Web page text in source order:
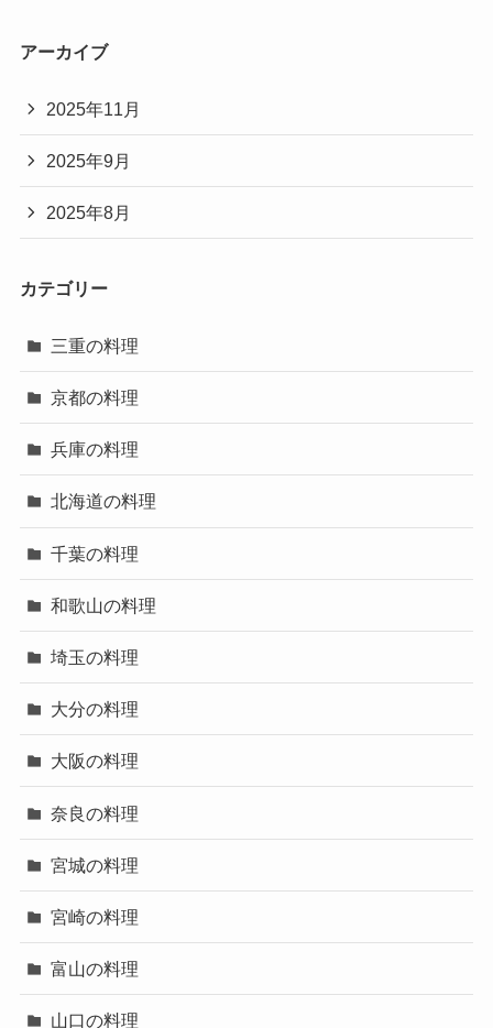
アーカイブ
2025年11月
2025年9月
2025年8月
カテゴリー
三重の料理
京都の料理
兵庫の料理
北海道の料理
千葉の料理
和歌山の料理
埼玉の料理
大分の料理
大阪の料理
奈良の料理
宮城の料理
宮崎の料理
富山の料理
山口の料理